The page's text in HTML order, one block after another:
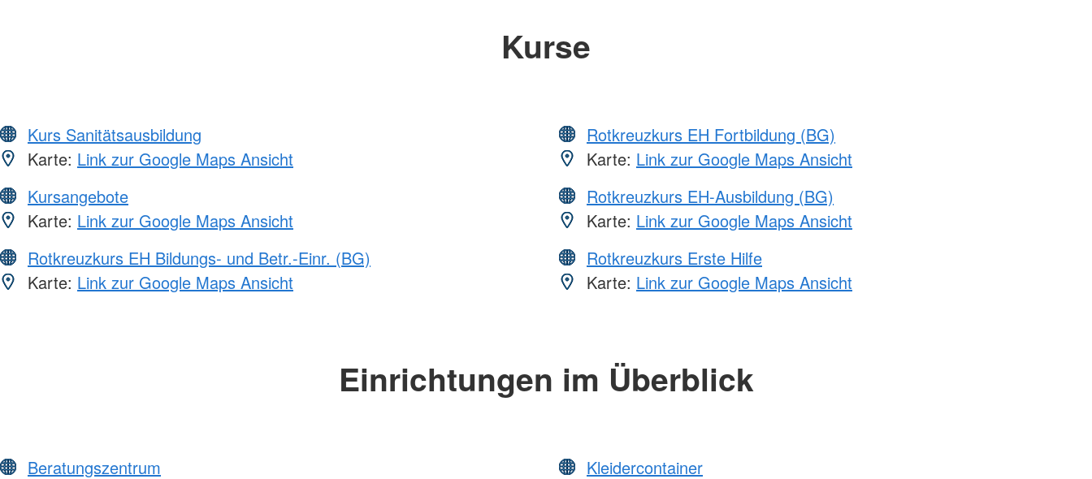
Kurse
Kurs Sanitätsausbildung
Karte: Link zur Google Maps Ansicht
Kursangebote
Karte: Link zur Google Maps Ansicht
Rotkreuzkurs EH Bildungs- und Betr.-Einr. (BG)
Karte: Link zur Google Maps Ansicht
Rotkreuzkurs EH Fortbildung (BG)
Karte: Link zur Google Maps Ansicht
Rotkreuzkurs EH-Ausbildung (BG)
Karte: Link zur Google Maps Ansicht
Rotkreuzkurs Erste Hilfe
Karte: Link zur Google Maps Ansicht
Einrichtungen im Überblick
Beratungszentrum Kleidercontainer